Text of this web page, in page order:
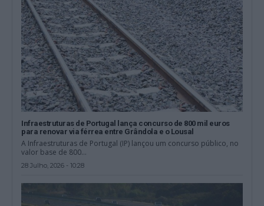
Infraestruturas de Portugal lança concurso de 800 mil euros
para renovar via férrea entre Grândola e o Lousal
A Infraestruturas de Portugal (IP) lançou um concurso público, no
valor base de 800...
28 Julho, 2026 - 10:28